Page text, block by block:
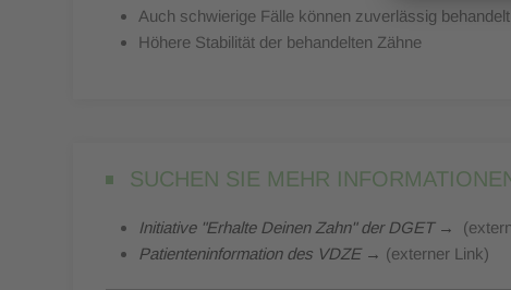
Auch schwierige Fälle können zuverlässig behandelt
Höhere Stabilität der behandelten Zähne
SUCHEN SIE MEHR
Initiative "Erhalte Deinen Zahn" der DGET →
Patienteninformation des VDZE → (externer Link)